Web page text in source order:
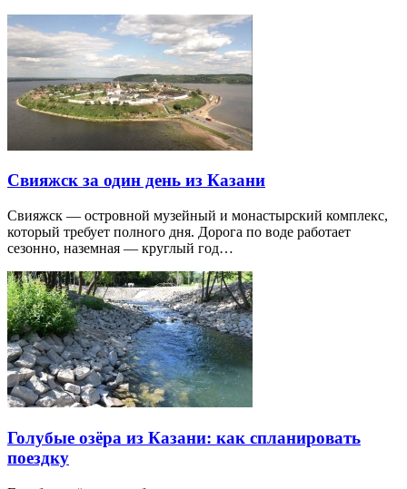
Свияжск за один день из Казани
Свияжск — островной музейный и монастырский комплекс,
который требует полного дня. Дорога по воде работает
сезонно, наземная — круглый год…
Голубые озёра из Казани: как спланировать
поездку